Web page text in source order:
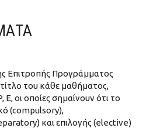
Επιτροπής Προγράμματος
του κάθε μαθήματος,
E, οι οποίες σημαίνουν ότι το
(compulsory),
και επιλογής (elective)